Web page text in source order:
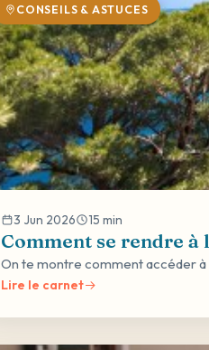
CONSEILS & ASTUCES
3 Jun 2026 15 min
Comment se rendre
On te montre comment accéder
Lire le carnet